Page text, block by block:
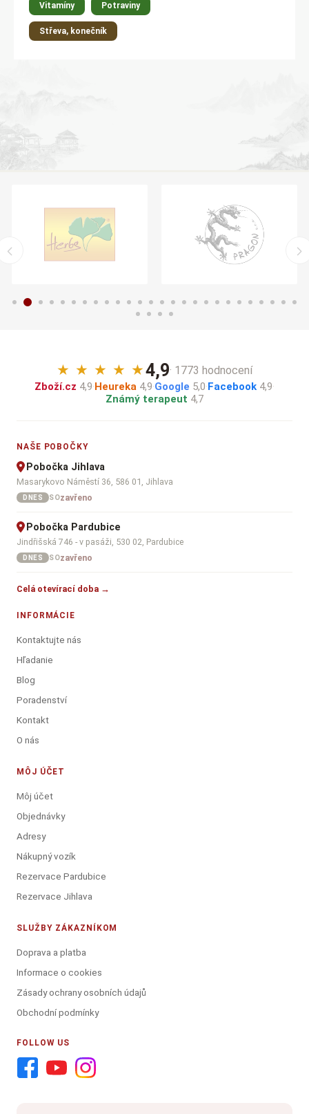
Vitamíny Potraviny
Střeva, konečník
★ ★ ★ ★ ★4,9· 1773 hodnocení
Zboží.cz 4,9·Heureka 4,9·Google 5,0·Facebook 4,9·
Známý terapeut 4,7
NAŠE POBOČKY
Pobočka Jihlava
Masarykovo Náměstí 36, 586 01, Jihlava
DNES SOzavřeno
Pobočka Pardubice
Jindřišská 746 - v pasáži, 530 02, Pardubice
DNES SOzavřeno
Celá otevírací doba →
INFORMÁCIE
Kontaktujte nás
Hľadanie
Blog
Poradenství
Kontakt
O nás
MÔJ ÚČET
Môj účet
Objednávky
Adresy
Nákupný vozík
Rezervace Pardubice
Rezervace Jihlava
SLUŽBY ZÁKAZNÍKOM
Doprava a platba
Informace o cookies
Zásady ochrany osobních údajů
Obchodní podmínky
FOLLOW US